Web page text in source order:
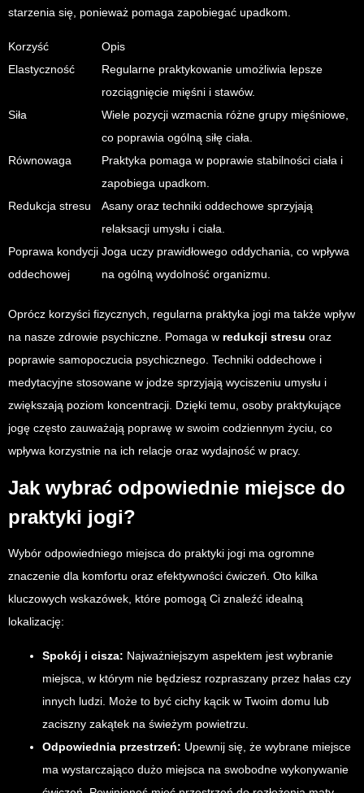
starzenia się, ponieważ pomaga zapobiegać upadkom.
Korzyść
Opis
Elastyczność
Regularne praktykowanie umożliwia lepsze
rozciągnięcie mięśni i stawów.
Siła
Wiele pozycji wzmacnia różne grupy mięśniowe,
co poprawia ogólną siłę ciała.
Równowaga
Praktyka pomaga w poprawie stabilności ciała i
zapobiega upadkom.
Redukcja stresu
Asany oraz techniki oddechowe sprzyjają
relaksacji umysłu i ciała.
Poprawa kondycji
oddechowej
Joga uczy prawidłowego oddychania, co wpływa
na ogólną wydolność organizmu.
Oprócz korzyści fizycznych, regularna praktyka jogi ma także wpływ
na nasze zdrowie psychiczne. Pomaga w redukcji stresu oraz
poprawie samopoczucia psychicznego. Techniki oddechowe i
medytacyjne stosowane w jodze sprzyjają wyciszeniu umysłu i
zwiększają poziom koncentracji. Dzięki temu, osoby praktykujące
jogę często zauważają poprawę w swoim codziennym życiu, co
wpływa korzystnie na ich relacje oraz wydajność w pracy.
Jak wybrać odpowiednie miejsce do
praktyki jogi?
Wybór odpowiedniego miejsca do praktyki jogi ma ogromne
znaczenie dla komfortu oraz efektywności ćwiczeń. Oto kilka
kluczowych wskazówek, które pomogą Ci znaleźć idealną
lokalizację:
Spokój i cisza: Najważniejszym aspektem jest wybranie
miejsca, w którym nie będziesz rozpraszany przez hałas czy
innych ludzi. Może to być cichy kącik w Twoim domu lub
zaciszny zakątek na świeżym powietrzu.
Odpowiednia przestrzeń: Upewnij się, że wybrane miejsce
ma wystarczająco dużo miejsca na swobodne wykonywanie